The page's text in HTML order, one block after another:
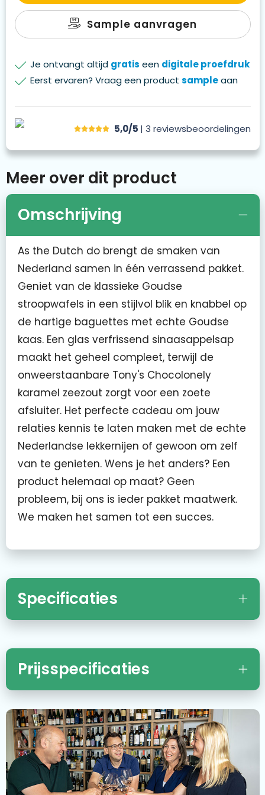
Sample aanvragen
Je ontvangt altijd gratis een digitale proefdruk
Eerst ervaren? Vraag een product sampleaan
5,0/5 | 3 reviewsbeoordelingen
Meer over dit product
Omschrijving
As the Dutch do brengt de smaken van
Nederland samen in één verrassend pakket.
Geniet van de klassieke Goudse
stroopwafels in een stijlvol blik en knabbel op
de hartige baguettes met echte Goudse
kaas. Een glas verfrissend sinaasappelsap
maakt het geheel compleet, terwijl de
onweerstaanbare Tony's Chocolonely
karamel zeezout zorgt voor een zoete
afsluiter. Het perfecte cadeau om jouw
relaties kennis te laten maken met de echte
Nederlandse lekkernijen of gewoon om zelf
van te genieten. Wens je het anders? Een
product helemaal op maat? Geen
probleem, bij ons is ieder pakket maatwerk.
We maken het samen tot een succes.
Specificaties
Prijsspecificaties